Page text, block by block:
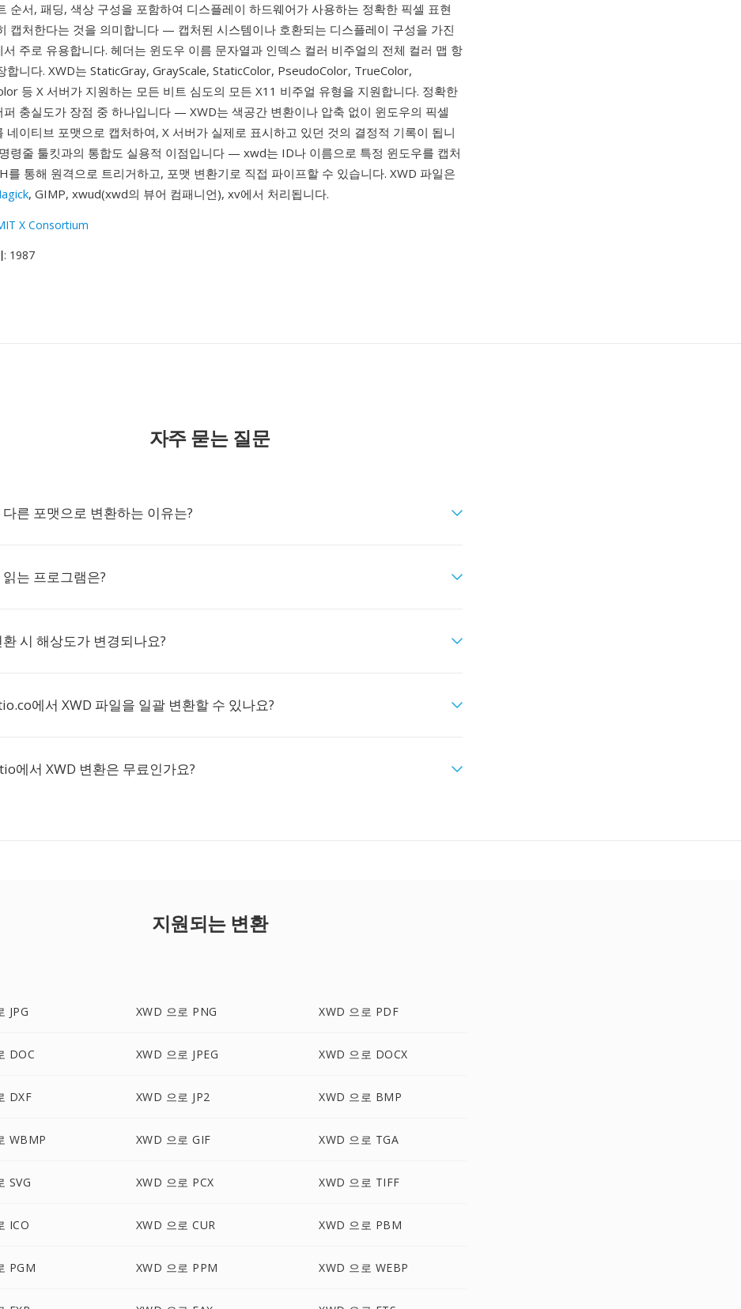
순서, 패딩, 색상 구성을 포함하여 디스플레이 하드웨어가 사용하는 정확한 픽셀 표현
캡처한다는 것을 의미합니다 — 캡처된 시스템이나 호환되는 디스플레이 구성을 가진
서 주로 유용합니다. 헤더는 윈도우 이름 문자열과 인덱스 컬러 비주얼의 전체 컬러 맵 항
합니다. XWD는 StaticGray, GrayScale, StaticColor, PseudoColor, TrueColor,
등 X 서버가 지원하는 모든 비트 심도의 모든 X11 비주얼 유형을 지원합니다. 정확한
퍼 충실도가 장점 중 하나입니다 — XWD는 색공간 변환이나 압축 없이 윈도우의 픽셀
네이티브 포맷으로 캡처하여, X 서버가 실제로 표시하고 있던 것의 결정적 기록이 됩니
령줄 툴킷과의 통합도 실용적 이점입니다 — xwd는 ID나 이름으로 특정 윈도우를 캡처
를 통해 원격으로 트리거하고, 포맷 변환기로 직접 파이프할 수 있습니다. XWD 파일은
, GIMP, xwud(xwd의 뷰어 컴패니언), xv에서 처리됩니다.
X Consortium
: 1987
자주 묻는 질문
른 포맷으로 변환하는 이유는?
는 프로그램은?
시 해상도가 변경되나요?
에서 XWD 파일을 일괄 변환할 수 있나요?
에서 XWD 변환은 무료인가요?
지원되는 변환
JPG XWD 으로 PNG XWD 으로 PDF
DOC XWD 으로 JPEG XWD 으로 DOCX
DXF XWD 으로 JP2 XWD 으로 BMP
WBMP XWD 으로 GIF XWD 으로 TGA
SVG XWD 으로 PCX XWD 으로 TIFF
ICO XWD 으로 CUR XWD 으로 PBM
PGM XWD 으로 PPM XWD 으로 WEBP